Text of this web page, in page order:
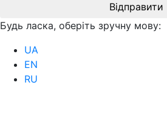
Відправити
Будь ласка, оберіть зручну мову:
UA
EN
RU